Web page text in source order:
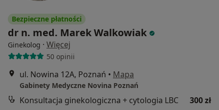
Bezpieczne płatności
dr n. med. Marek Walkowiak
Ginekolog · Więcej
50 opinii
ul. Nowina 12A, Poznań • Mapa
Gabinety Medyczne Novina Poznań
Konsultacja ginekologiczna + cytologia LBC
300 zł